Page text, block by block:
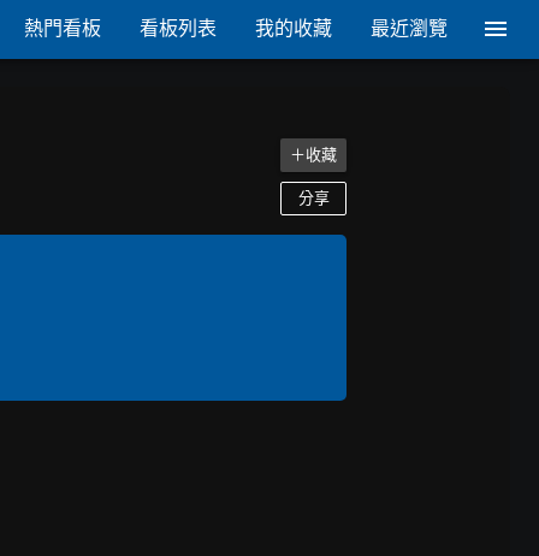
熱門看板 看板列表 我的收藏 最近瀏覽
＋收藏
分享